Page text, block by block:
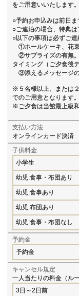
をご用意いいたします。
○予約お申込みは前日ま
○ご連泊の場合、特典は
○以下の事項は必ずご連
①ホールケーキ、花束
②サプライズの有無。
タイミング（ご夕食後
③添えるメッセージの
※５名様以上、または
でのご用意となります。
※ご夕食は当館最上級
支払い方法
オンラインカード決済
子供料金
小学生
幼児:食事・布団あり
幼児:食事あり
幼児:布団あり
幼児:食事・布団なし
予約金
予約金
キャンセル規定
一人当たりの料金（ル
3日～2日前